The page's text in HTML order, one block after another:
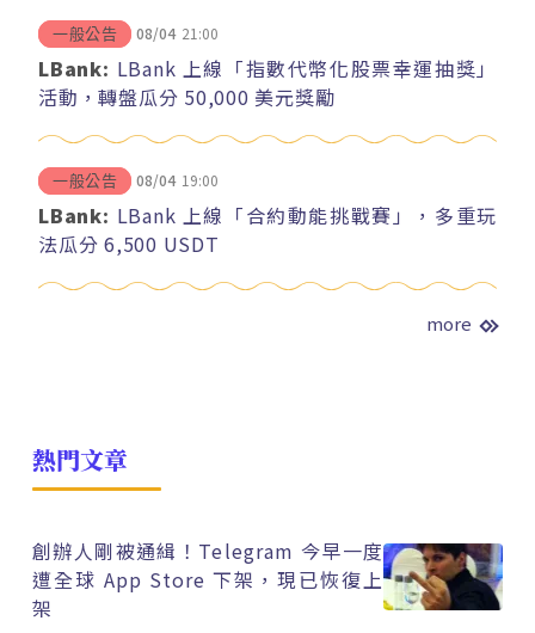
一般公告 08/04 21:00
LBank: LBank 上線「指數代幣化股票幸運抽獎」
活動，轉盤瓜分 50,000 美元獎勵
一般公告 08/04 19:00
LBank: LBank 上線「合約動能挑戰賽」，多重玩
法瓜分 6,500 USDT
more
熱門文章
創辦人剛被通緝！Telegram 今早一度
遭全球 App Store 下架，現已恢復上
架